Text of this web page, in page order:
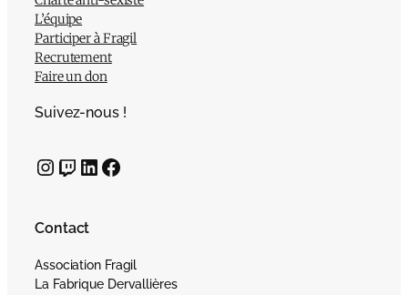
L’équipe
Participer à Fragil
Recrutement
Faire un don
Suivez-nous !
InstagramTwitch LinkedIn Facebook
Contact
Association Fragil
La Fabrique Dervallières